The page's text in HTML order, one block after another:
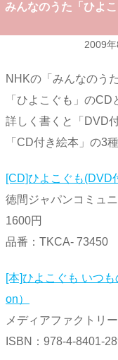
みんなのうた「ひよ
2009
NHKの「みんなのう
「ひよこぐも」の
詳しく書くと「DVD
「CD付き絵本」の3
[CD]ひよこぐも(DVD
徳間ジャパンコミュ
1600円
品番：TKCA- 73450
[本]ひよこぐも いつ
on）
メディアファクトリ
ISBN：978-4-8401-